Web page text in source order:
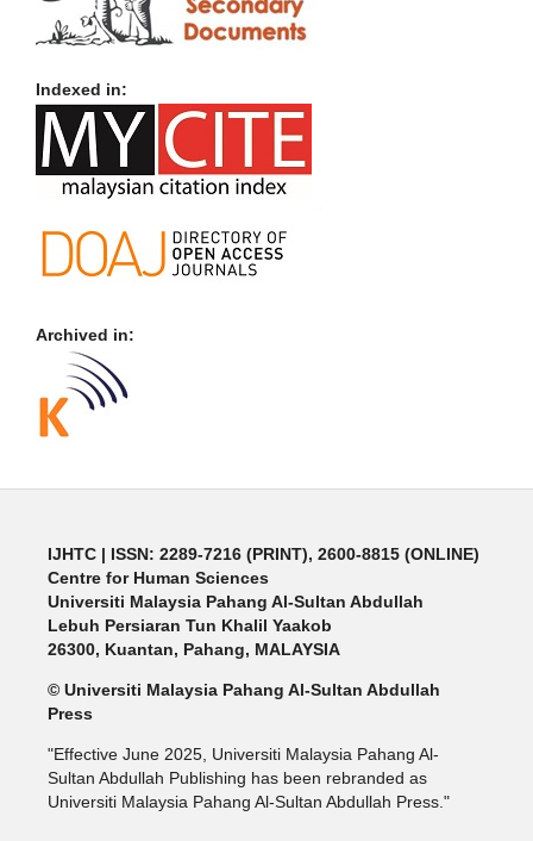
Indexed in:
Archived in:
IJHTC | ISSN: 2289-7216 (PRINT), 2600-8815 (ONLINE)
Centre for Human Sciences
Universiti Malaysia Pahang Al-Sultan Abdullah
Lebuh Persiaran Tun Khalil Yaakob
26300, Kuantan, Pahang, MALAYSIA
© Universiti Malaysia Pahang Al-Sultan Abdullah
Press
"Effective June 2025, Universiti Malaysia Pahang Al-
Sultan Abdullah Publishing has been rebranded as
Universiti Malaysia Pahang Al-Sultan Abdullah Press."